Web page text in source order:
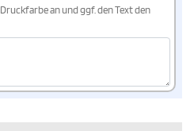
an und ggf. den Text den